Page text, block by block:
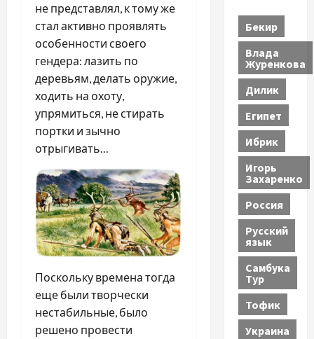
не представлял, к тому же
стал активно проявлять
особенности своего
гендера: лазить по
деревьям, делать оружие,
ходить на охоту,
упрямиться, не стирать
портки и зычно
отрыгивать…
Поскольку времена тогда
еще были творчески
нестабильные, было
решено провести
Бекир
Влада
Журенкова
Дилик
Египет
Ибрик
Игорь
Захаренко
Россия
Русский
язык
Самбука
Тур
Тофик
Украина